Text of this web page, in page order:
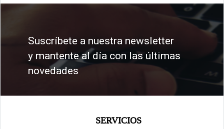
Suscríbete a nuestra newsletter
y mantente al día con las últimas
novedades
SERVICIOS